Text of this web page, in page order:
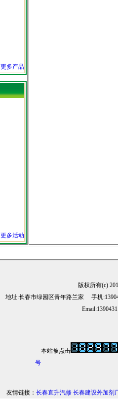
更多产品
更多活动
版权所有(c)
地址:长春市绿园区青年路兰家 手机
本站被点击
号
友情链接： 长春直升汽修 长春建设外加剂